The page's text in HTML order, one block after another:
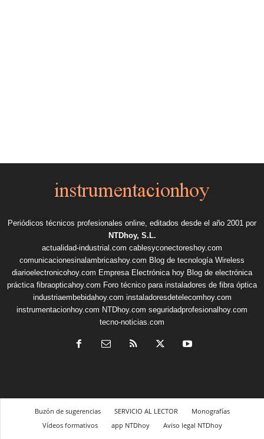
Periódicos técnicos profesionales online, editados desde el año 2001 por
NTDhoy, S.L.
actualidad-industrial.com cablesyconectoreshoy.com
comunicacionesinalambricashoy.com Blog de tecnología Wireless
diarioelectronicohoy.com Empresa Electrónica hoy Blog de electrónica
práctica fibraopticahoy.com Foro técnico para instaladores de fibra óptica
industriaembebidahoy.com instaladoresdetelecomhoy.com
instrumentacionhoy.com NTDhoy.com seguridadprofesionalhoy.com
tecno-noticias.com
Buzón de sugerencias SERVICIO AL LECTOR
Monografías
Vídeos formativos
app NTDhoy
Aviso legal NTDhoy